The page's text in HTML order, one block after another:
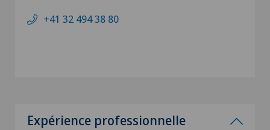
+41 32 494 38 80
Expérience professionnelle